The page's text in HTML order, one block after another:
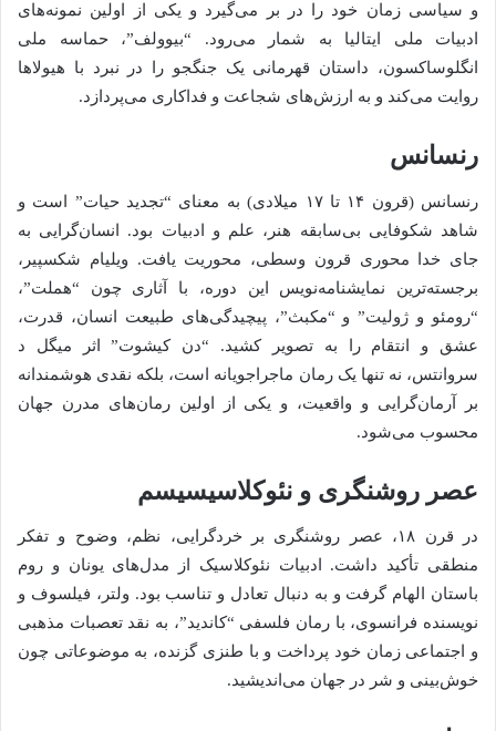
و سیاسی زمان خود را در بر می‌گیرد و یکی از اولین نمونه‌های
ادبیات ملی ایتالیا به شمار می‌رود. “بیوولف”، حماسه ملی
انگلوساکسون، داستان قهرمانی یک جنگجو را در نبرد با هیولاها
روایت می‌کند و به ارزش‌های شجاعت و فداکاری می‌پردازد.
رنسانس
رنسانس (قرون ۱۴ تا ۱۷ میلادی) به معنای “تجدید حیات” است و
شاهد شکوفایی بی‌سابقه هنر، علم و ادبیات بود. انسان‌گرایی به
جای خدا محوری قرون وسطی، محوریت یافت. ویلیام شکسپیر،
برجسته‌ترین نمایشنامه‌نویس این دوره، با آثاری چون “هملت”،
“رومئو و ژولیت” و “مکبث”، پیچیدگی‌های طبیعت انسان، قدرت،
عشق و انتقام را به تصویر کشید. “دن کیشوت” اثر میگل د
سروانتس، نه تنها یک رمان ماجراجویانه است، بلکه نقدی هوشمندانه
بر آرمان‌گرایی و واقعیت، و یکی از اولین رمان‌های مدرن جهان
محسوب می‌شود.
عصر روشنگری و نئوکلاسیسیسم
در قرن ۱۸، عصر روشنگری بر خردگرایی، نظم، وضوح و تفکر
منطقی تأکید داشت. ادبیات نئوکلاسیک از مدل‌های یونان و روم
باستان الهام گرفت و به دنبال تعادل و تناسب بود. ولتر، فیلسوف و
نویسنده فرانسوی، با رمان فلسفی “کاندید”، به نقد تعصبات مذهبی
و اجتماعی زمان خود پرداخت و با طنزی گزنده، به موضوعاتی چون
خوش‌بینی و شر در جهان می‌اندیشید.